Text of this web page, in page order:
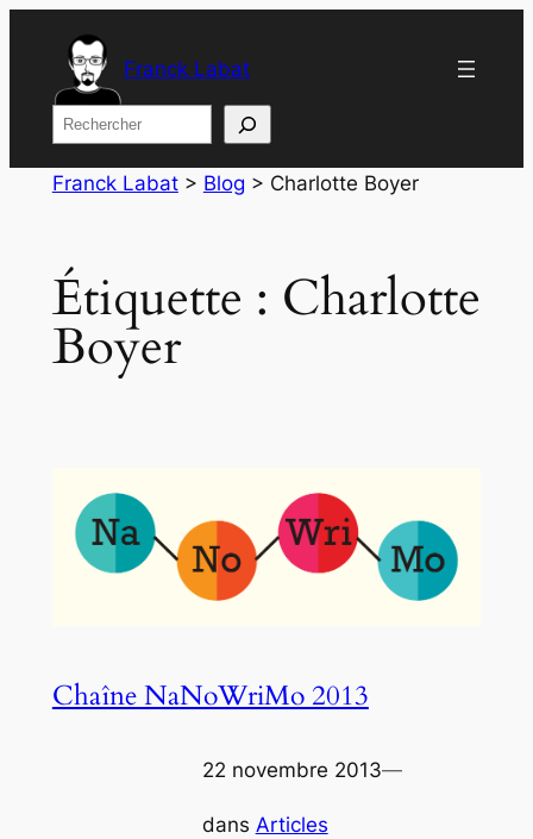
contenu
Franck Labat
Rechercher
Franck Labat> Blog > Charlotte Boyer
Étiquette : Charlotte
Boyer
Chaîne NaNoWriMo 2013
22 novembre 2013—
dans Articles